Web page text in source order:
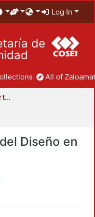
Log In
de
All of
División de Ciencias y Artes para el Diseño
Diseño en